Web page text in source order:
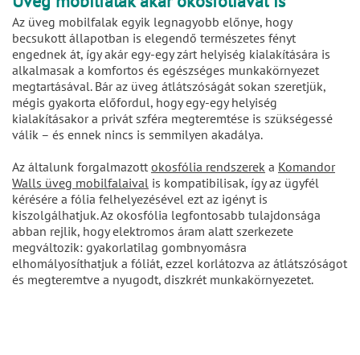
Az üveg mobilfalak egyik legnagyobb előnye, hogy
becsukott állapotban is elegendő természetes fényt
engednek át, így akár egy-egy zárt helyiség kialakítására is
alkalmasak a komfortos és egészséges munkakörnyezet
megtartásával. Bár az üveg átlátszóságát sokan szeretjük,
mégis gyakorta előfordul, hogy egy-egy helyiség
kialakításakor a privát szféra megteremtése is szükségessé
válik – és ennek nincs is semmilyen akadálya.
Az általunk forgalmazott okosfólia rendszerek a Komandor
Walls üveg mobilfalaival is kompatibilisak, így az ügyfél
kérésére a fólia felhelyezésével ezt az igényt is
kiszolgálhatjuk. Az okosfólia legfontosabb tulajdonsága
abban rejlik, hogy elektromos áram alatt szerkezete
megváltozik: gyakorlatilag gombnyomásra
elhomályosíthatjuk a fóliát, ezzel korlátozva az átlátszóságot
és megteremtve a nyugodt, diszkrét munkakörnyezetet.